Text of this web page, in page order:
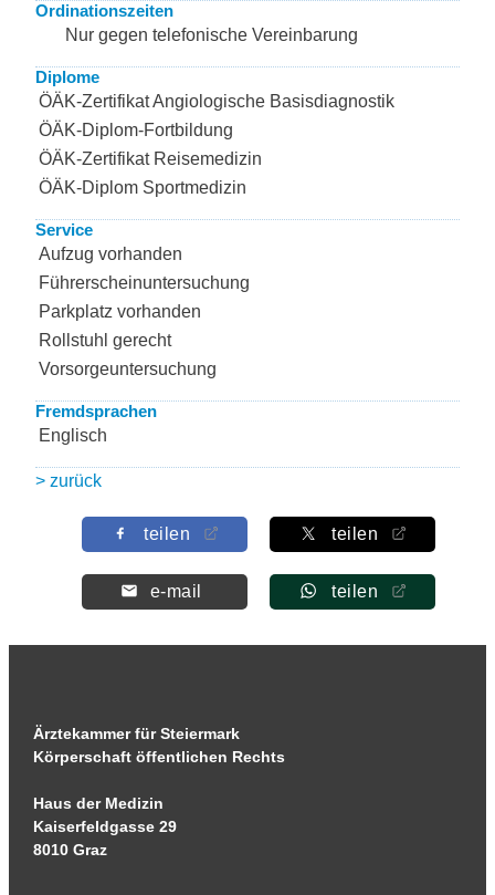
Ordinationszeiten
Nur gegen telefonische Vereinbarung
Diplome
ÖÄK-Zertifikat Angiologische Basisdiagnostik
ÖÄK-Diplom-Fortbildung
ÖÄK-Zertifikat Reisemedizin
ÖÄK-Diplom Sportmedizin
Service
Aufzug vorhanden
Führerscheinuntersuchung
Parkplatz vorhanden
Rollstuhl gerecht
Vorsorgeuntersuchung
Fremdsprachen
Englisch
> zurück
teilen teilen
e-mail teilen
Ärztekammer für Steiermark
Körperschaft öffentlichen Rechts
Haus der Medizin
Kaiserfeldgasse 29
8010 Graz